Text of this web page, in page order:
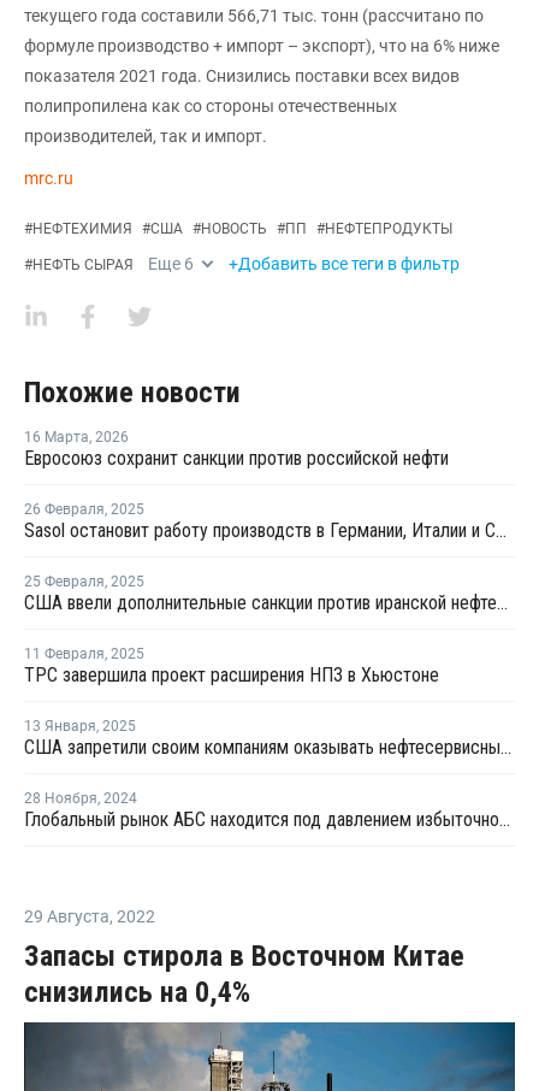
текущего года составили 566,71 тыс. тонн (рассчитано по
формуле производство + импорт – экспорт), что на 6% ниже
показателя 2021 года. Снизились поставки всех видов
полипропилена как со стороны отечественных
производителей, так и импорт.
mrc.ru
#НЕФТЕХИМИЯ #США #НОВОСТЬ #ПП #НЕФТЕПРОДУКТЫ
#НЕФТЬ СЫРАЯ Еще 6 +Добавить все теги в фильтр
Похожие новости
16 Марта, 2026
Евросоюз сохранит санкции против российской нефти
26 Февраля, 2025
Sasol остановит работу производств в Германии, Италии и США
25 Февраля, 2025
США ввели дополнительные санкции против иранской нефтехимии и логистических компаний
11 Февраля, 2025
TPC завершила проект расширения НПЗ в Хьюстоне
13 Января, 2025
США запретили своим компаниям оказывать нефтесервисные услуги в России
28 Ноября, 2024
Глобальный рынок АБС находится под давлением избыточного предложения и слабого спроса
29 Августа, 2022
Запасы стирола в Восточном Китае
снизились на 0,4%